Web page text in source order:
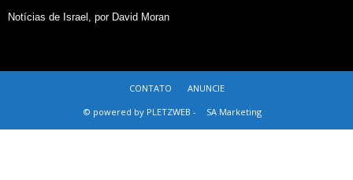
Notícias de Israel, por David Moran
CONTATO
ANUNCIE
© powered by PLETZWEB -
SA Marketing